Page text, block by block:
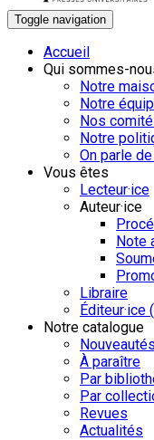
Toggle navigation
Accueil
Qui sommes-
Notre
Notre
Nos
Notre
On parle
Vous êtes
Lecteur·ice
Auteur·ice
Note
Libraire
Notre catalogue
Nouveautés
À paraître
Par
Par
Revues
Actualités